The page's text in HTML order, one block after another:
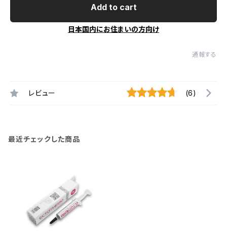
Add to cart
日本国内にお住まいの方向け
通報する
レビュー (6)
最近チェックした商品